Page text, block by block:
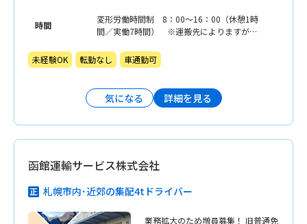
ですが、社内規定上80時間分支給していま
す。 ※保有資格・経験などに応じ優遇、
時間
変形労働時間制 8：00〜16：00（休憩1時
間／実働7時間） ※運搬先によりますが、
が終われば15時で退勤などもOK。
未経験OK 転勤なし 車通勤可
気になる 詳細を見る
函館運輸サービス株式会社
札幌市内･近郊の集配4tドライバー
業務拡大のため増員募集！ 旧普通免